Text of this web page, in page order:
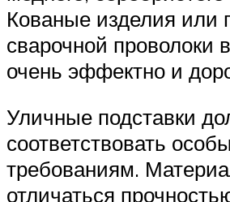
Кованые изделия или
сварочной проволоки
очень эффектно и
Уличные подставки
соответствовать
требованиям.
отличаться